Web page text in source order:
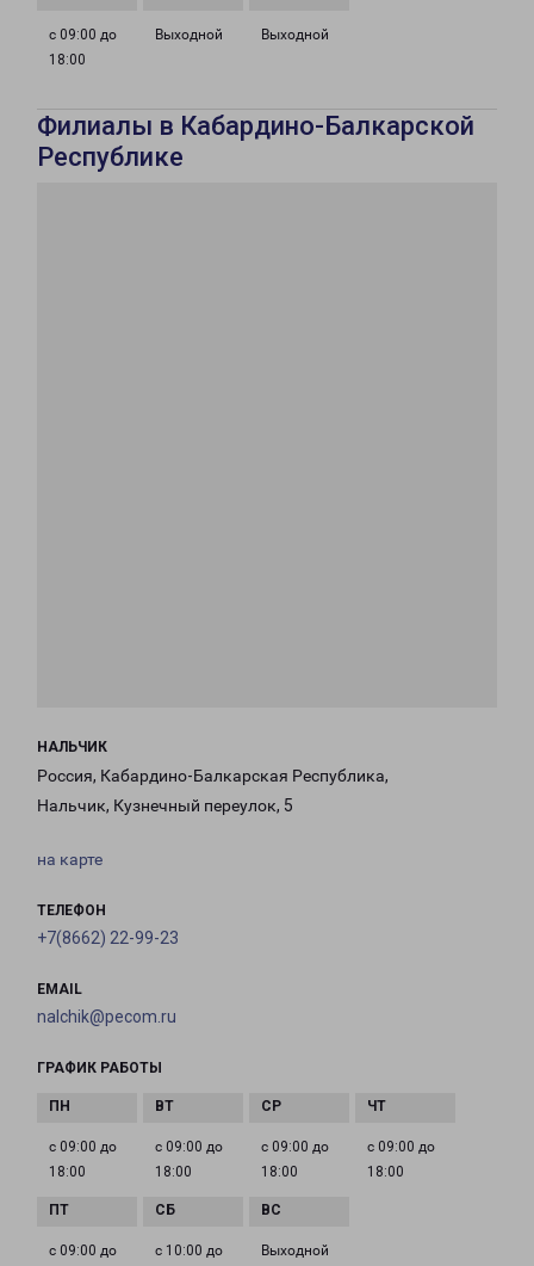
с 09:00 до
18:00
Выходной Выходной
Филиалы в Кабардино-Балкарской
Республике
НАЛЬЧИК
Россия, Кабардино-Балкарская Республика,
Нальчик, Кузнечный переулок, 5
на карте
ТЕЛЕФОН
+7(8662) 22-99-23
EMAIL
nalchik@pecom.ru
ГРАФИК РАБОТЫ
с 09:00 до
18:00
с 09:00 до
18:00
с 09:00 до
18:00
с 09:00 до
18:00
с 09:00 до
с 10:00 до
Выходной